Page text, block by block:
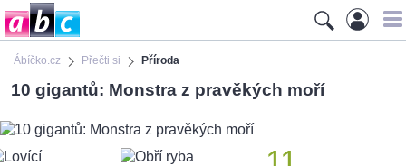
Ábíčko.cz Přečti si Příroda
10 gigantů: Monstra z pravěkých moří